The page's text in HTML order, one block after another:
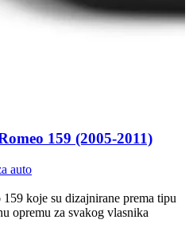
159 (2005-2011)
auto
koje su dizajnirane prema tipu
opremu za svakog vlasnika